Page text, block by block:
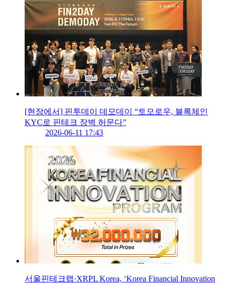
[현장에서] 핀투데이 데모데이 “토모로우, 블록체인
KYC로 핀테크 장벽 허문다”
2026-06-11 17:43
서울핀테크랩·XRPL Korea, ‘Korea Financial Innovation